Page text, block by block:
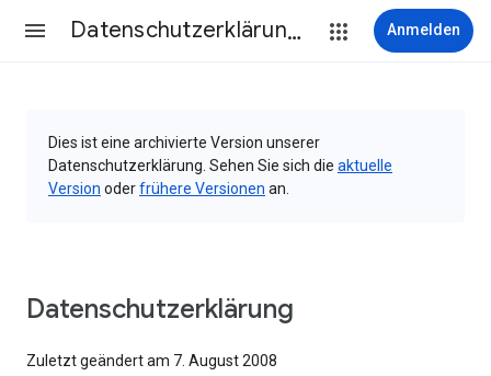
Datenschutzerklärung & Nutzungsbedingungen Anmelden
Dies ist eine archivierte Version unserer
Datenschutzerklärung. Sehen Sie sich die aktuelle
Version oderfrühere Versionen an.
Datenschutzerklärung
Zuletzt geändert am 7. August 2008